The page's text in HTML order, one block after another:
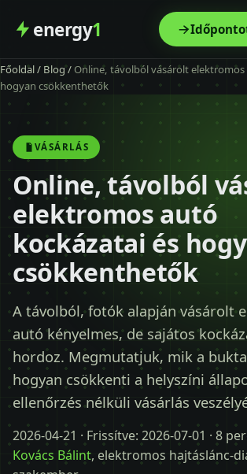
energy1
Főoldal
Szolgáltatás
Modellek
Kapcsolat
Blog
Időpontot kérek
+36 30 680 7511
Főoldal/ Blog/ Online, távolból vásárolt
hogyan csökkenthetők
VÁSÁRLÁS
Online, távolból
elektromos autó
kockázatai és
csökkenthetők
A távolból, fotók alapján vásárolt
autó kényelmes, de sajátos
hordoz. Megmutatjuk, mik a
hogyan csökkenti a helyszíni
ellenőrzés nélküli vásárlás
2026-04-21 · Frissítve: 2026-07-01 · 8
Kovács Bálint, elektromos hajtáslánc-